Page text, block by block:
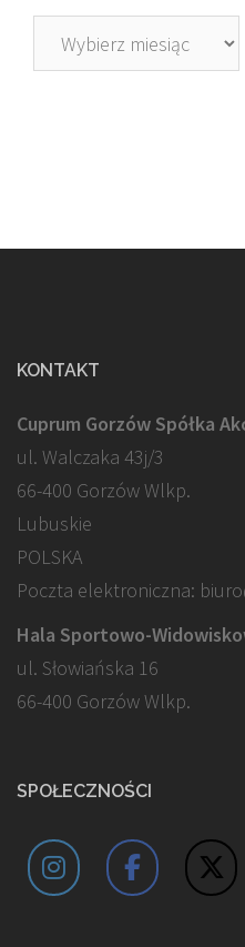
Archiwa
KONTAKT
Cuprum Gorzów Spółka
ul. Walczaka 43j/3
66-400 Gorzów Wlkp.
Lubuskie
POLSKA
Poczta elektroniczna:
Hala Sportowo-
ul. Słowiańska 16
66-400 Gorzów Wlkp.
SPOŁECZNOŚCI